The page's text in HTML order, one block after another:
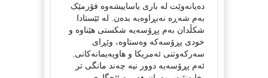
دەیانەوێت لە باری یاساییشەوە فۆرمێک
بەم شەڕە نەبڕاوەیە بدەن. لە ئێستادا
شکڵدان بەم پڕۆسەیە شکستی هێناوە و
خودی پڕۆسەکە وەستاوە، وێڕای
سەرکەوتنی ئەمریکا و هاوپەیمانەکانی.
ئەم پڕۆسەیە دوور نیە چەند مانگی تر